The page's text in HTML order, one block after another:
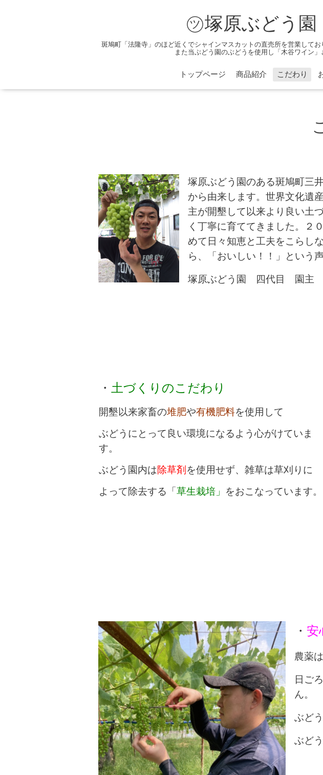
㋡塚原ぶどう
斑鳩町「法隆寺」のほど近くでシャインマスカットの直売所を営業して
また当ぶどう園のぶどうを使用し「木谷ワイン
トップページ 商品紹介 こだわり
塚原ぶどう園のある斑鳩町三
から由来します。世界文化遺
主が開墾して以来より良い土
く丁寧に育ててきました。２
めて日々知恵と工夫をこらし
ら、「おいしい！！」という
塚原ぶどう園 四代目 園主
・ 土づくりのこだわり
開墾以来家畜の堆肥や有機肥料を使用して
ぶどうにとって 良い環境になるよう心がけていま
す。
ぶどう園内は 除草剤 を使用せず、雑草は草刈りに
よって 除去する「 草生栽培」 をおこなっています。
・ 安
農薬
日ご
ん。
ぶど
ぶど